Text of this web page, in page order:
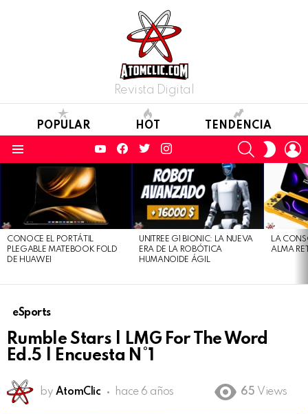
Revista Digital
POPULAR HOT TENDENCIA
YouTubeFacebook
TwitterInstagram SEARCH
SKIN
STORIES
CONOCE EL PORTÁTIL
PLEGABLE MATEBOOK FOLD
DE HUAWEI
UNITREE G1 BIONIC: LA NUEVA
ERA DE LA ROBÓTICA
HUMANOIDE ÁGIL
LA
ALMA
eSports
Rumble Stars | LMG For The Word
Ed.5 | Encuesta N°1
by AtomClic hace 6 años 65 Views